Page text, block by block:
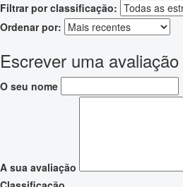
Filtrar por classificação:
Ordenar por:
Escrever uma
O seu nome
A sua avaliação